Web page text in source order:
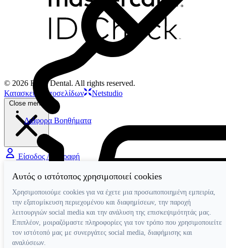
Διάφορα Βοηθήματα
© 2026 Filios Dental. All rights reserved.
Κατασκευή ιστοσελίδων
Netstudio
Close menu
Είσοδος / Εγγραφή
Αυτός ο ιστότοπος χρησιμοποιεί cookies
Χρησιμοποιούμε cookies για να έχετε μια προσωποποιημένη εμπειρία,
την εξατομίκευση περιεχομένου και διαφημίσεων, την παροχή
λειτουργιών social media και την ανάλυση της επισκεψιμότητάς μας.
Επιπλέον, μοιραζόμαστε πληροφορίες για τον τρόπο που χρησιμοποιείτε
τον ιστότοπό μας με συνεργάτες social media, διαφήμισης και
αναλύσεων.